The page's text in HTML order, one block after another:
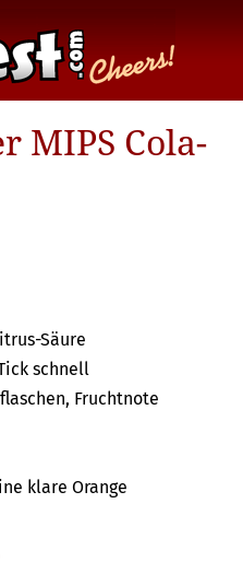
MIPS Cola-
Säure
schnell
Fruchtnote
klare Orange